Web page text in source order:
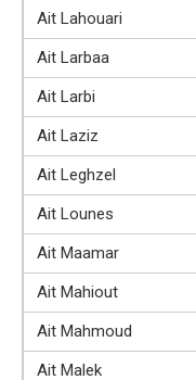
Ait Lahouari
Ait Larbaa
Ait Larbi
Ait Laziz
Ait Leghzel
Ait Lounes
Ait Maamar
Ait Mahiout
Ait Mahmoud
Ait Malek